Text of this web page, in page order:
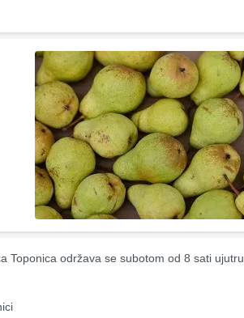
Toponica održava se subotom od 8 sati ujutru.